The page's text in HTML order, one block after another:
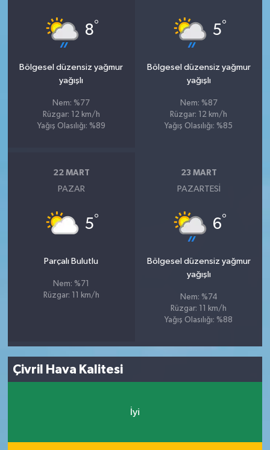
8°
Bölgesel düzensiz yağmur
yağışlı
Nem: %77
Rüzgar: 12 km/h
Yağış Olasılığı: %89
5°
Bölgesel düzensiz yağmur
yağışlı
Nem: %87
Rüzgar: 12 km/h
Yağış Olasılığı: %85
22 MART
PAZAR
5°
Parçalı Bulutlu
Nem: %71
Rüzgar: 11 km/h
23 MART
PAZARTESI
6°
Bölgesel düzensiz yağmur
yağışlı
Nem: %74
Rüzgar: 11 km/h
Yağış Olasılığı: %88
Çivril Hava Kalitesi
İyi